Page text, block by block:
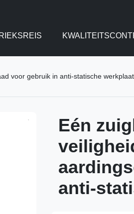
voor gebruik in anti-statische
Eén
anti-